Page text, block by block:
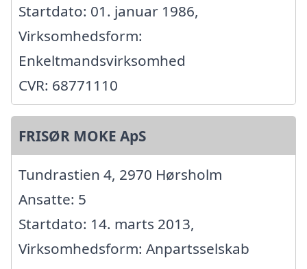
Startdato: 01. januar 1986,
Virksomhedsform:
Enkeltmandsvirksomhed
CVR: 68771110
FRISØR MOKE ApS
Tundrastien 4, 2970 Hørsholm
Ansatte: 5
Startdato: 14. marts 2013,
Virksomhedsform: Anpartsselskab